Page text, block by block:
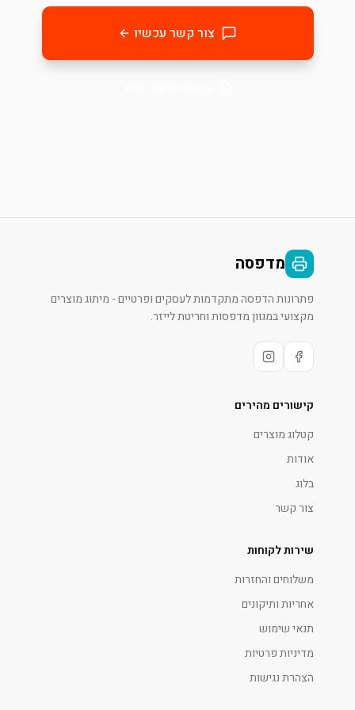
צור קשר עכשיו
מדפסה
פתרונות הדפסה מתקדמות לעסקים ופרטיים - מיתוג מוצרים
מקצועי במגוון מדפסות וחריטת לייזר.
קישורים מהירים
קטלוג מוצרים
אודות
בלוג
צור קשר
שירות לקוחות
משלוחים והחזרות
אחריות ותיקונים
תנאי שימוש
מדיניות פרטיות
הצהרת נגישות